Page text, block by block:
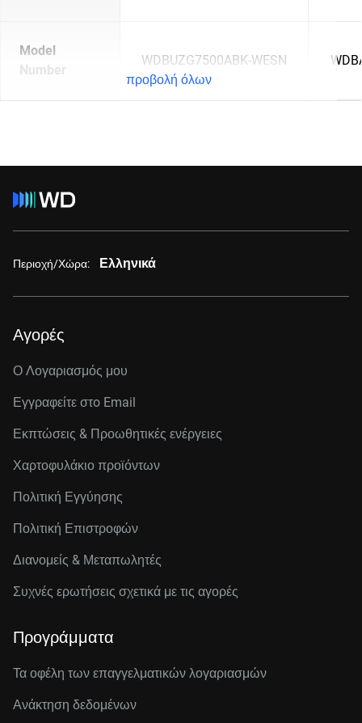
Model
Number
WDBUZG7500ABK-WESN
προβολή όλων
Περιοχή/Χώρα: Ελληνικά
Αγορές
Ο Λογαριασμός μου
Εγγραφείτε στo Email
Εκπτώσεις & Προωθητικές ενέργειες
Χαρτοφυλάκιο προϊόντων
Πολιτική Εγγύησης
Πολιτική Επιστροφών
Διανομείς & Μεταπωλητές
Συχνές ερωτήσεις σχετικά με τις αγορές
Προγράμματα
Τα οφέλη των επαγγελματικών λογαριασμών
Ανάκτηση δεδομένων